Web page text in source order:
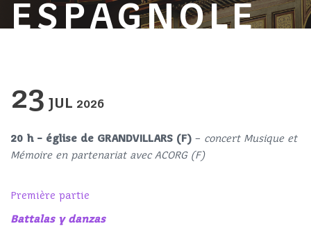
ESPAGNOLE
23 JUL 2026
20 h – église de GRANDVILLARS (F) – concert Musique et
Mémoire en partenariat avec ACORG (F)
Première partie
Battalas y danzas